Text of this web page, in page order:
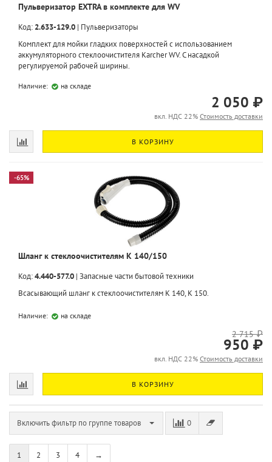
Пульверизатор EXTRA в комплекте для WV
Код: 2.633-129.0 | Пульверизаторы
Комплект для мойки гладких поверхностей с использованием
аккумуляторного стеклоочистителя Karcher WV. С насадкой
регулируемой рабочей ширины.
Наличие: на складе
2 050 ₽
вкл. НДС 22% Стоимость доставки
В КОРЗИНУ
-65%
Шланг к стеклоочистителям K 140/150
Код:4.440-577.0 | Запасные части бытовой техники
Всасывающий шланг к стеклоочистителям K 140, K 150.
Наличие: на складе
2 715 ₽
950 ₽
вкл. НДС 22% Стоимость доставки
В КОРЗИНУ
Включить фильтр по группе товаров 0
1 2 3 4 →